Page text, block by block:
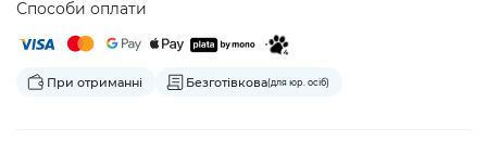
Способи оплати
При отриманні Безготівкова(для юр. осіб)